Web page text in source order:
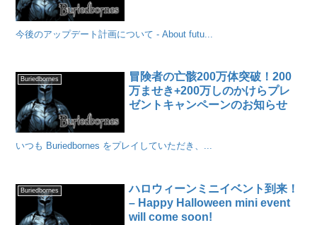
今後のアップデート計画について - About futu...
Buriedbornes
冒険者の亡骸200万体突破！200
万ませき+200万しのかけらプレ
ゼントキャンペーンのお知らせ
いつも Buriedbornes をプレイしていただき、...
Buriedbornes
ハロウィーンミニイベント到来！
– Happy Halloween mini event
will come soon!